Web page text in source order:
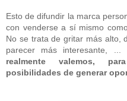
Esto de difundir la marca
con venderse a sí mismo
No se trata de gritar más alto,
parecer más interesante, ...
realmente valemos,
posibilidades de generar